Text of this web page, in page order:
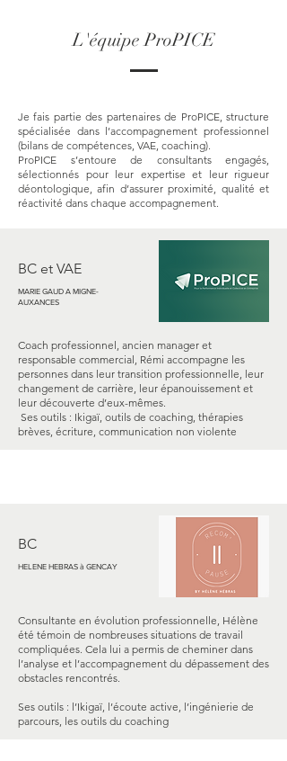
L'équipe ProPICE
Je fais partie des partenaires de ProPICE, structure
spécialisée dans l’accompagnement professionnel
(bilans de compétences, VAE, coaching).
ProPICE s’entoure de consultants engagés,
sélectionnés pour leur expertise et leur rigueur
déontologique, afin d’assurer proximité, qualité et
réactivité dans chaque accompagnement.
BC et VAE
MARIE GAUD A MIGNE-
AUXANCES
Coach professionnel, ancien manager et
responsable commercial, Rémi accompagne les
personnes dans leur transition professionnelle, leur
changement de carrière, leur épanouissement et
leur découverte d’eux-mêmes.
Ses outils : Ikigaï, outils de coaching, thérapies
brèves, écriture, communication non violente
BC
HELENE HEBRAS à GENCAY
Consultante en évolution professionnelle, Hélène
été témoin de nombreuses situations de travail
compliquées. Cela lui a permis de cheminer dans
l’analyse et l’accompagnement du dépassement des
obstacles rencontrés.
Ses outils : l’Ikigaï, l’écoute active, l’ingénierie de
parcours, les outils du coaching